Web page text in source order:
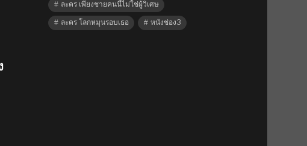
ละคร เพียงชายคนนี้ไม่ใช่ผู้วิเศษ
ละคร โลกหมุนรอบเธอ หนังช่อง3